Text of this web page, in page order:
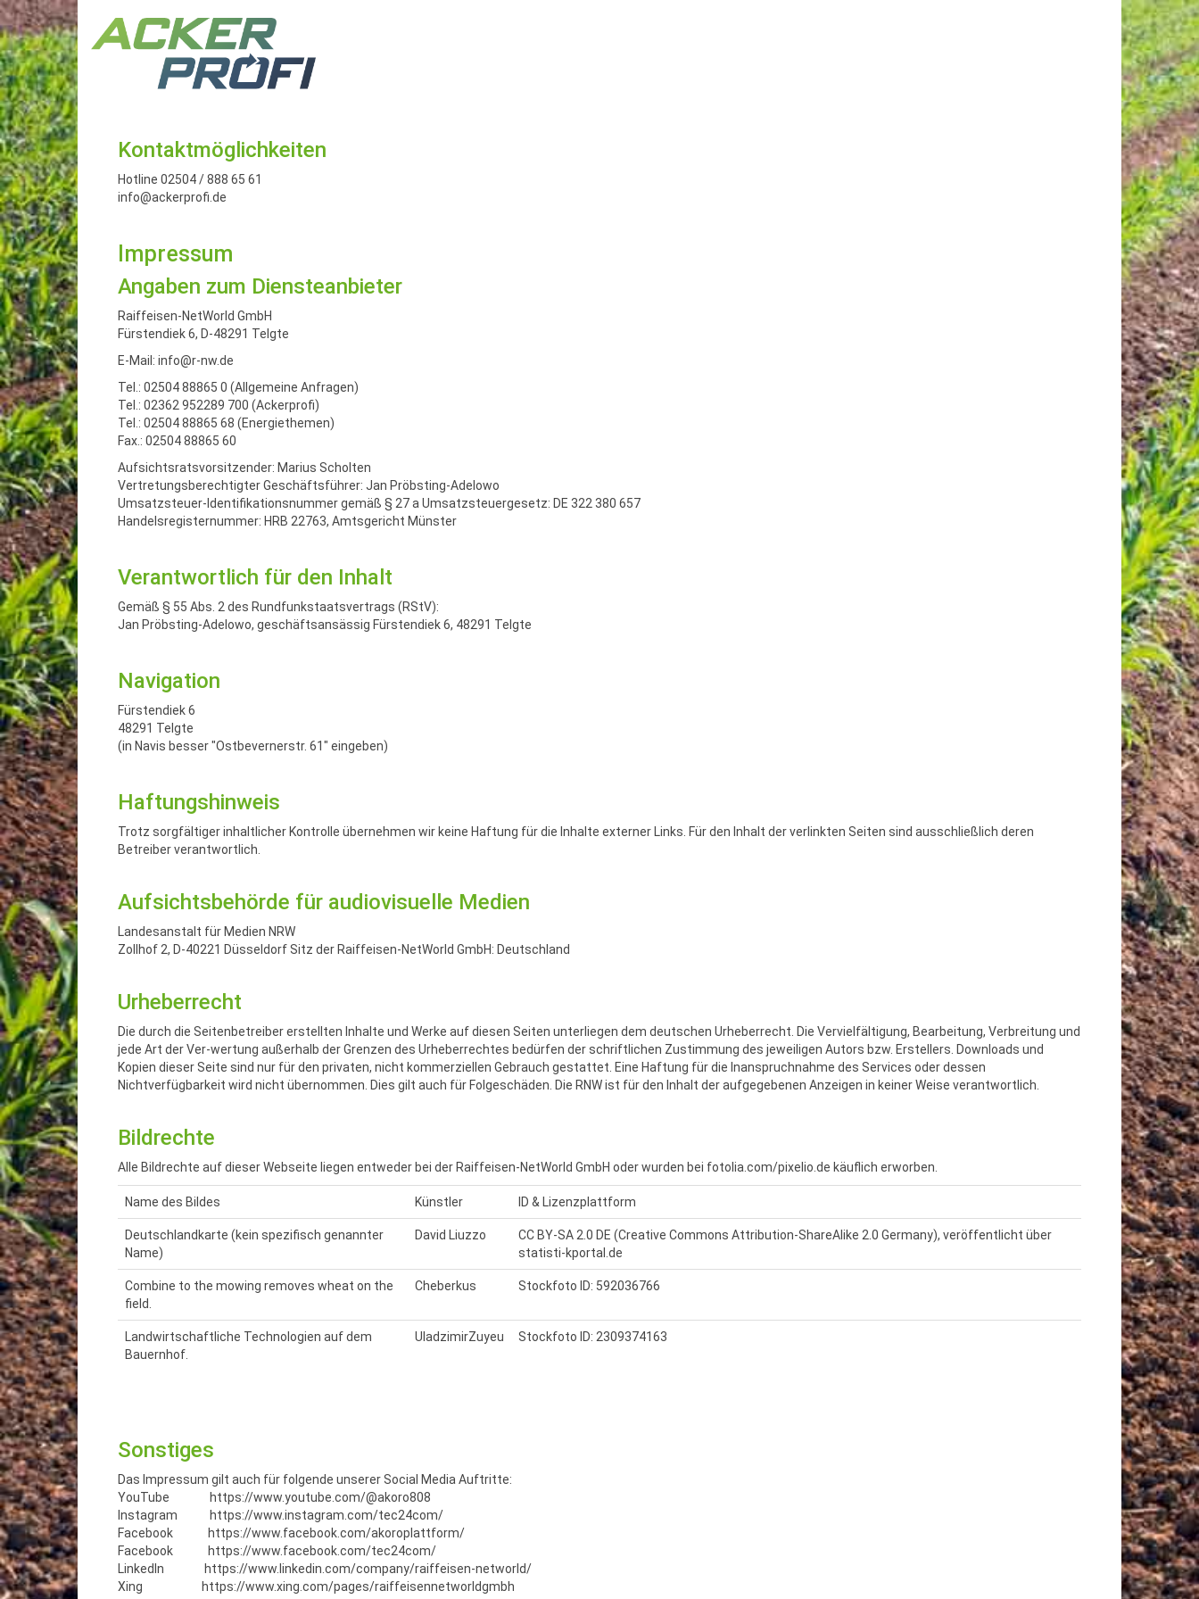
Kontaktmöglichkeiten
Hotline 02504 / 888 65 61
info@ackerprofi.de
Impressum
Angaben zum Diensteanbieter
Raiffeisen-NetWorld GmbH
Fürstendiek 6, D-48291 Telgte
E-Mail: info@r-nw.de
Tel.: 02504 88865 0 (Allgemeine Anfragen)
Tel.: 02362 952289 700 (Ackerprofi)
Tel.: 02504 88865 68 (Energiethemen)
Fax.: 02504 88865 60
Aufsichtsratsvorsitzender: Marius Scholten
Vertretungsberechtigter Geschäftsführer: Jan Pröbsting-Adelowo
Umsatzsteuer-Identifikationsnummer gemäß § 27 a Umsatzsteuergesetz: DE 322 380 657
Handelsregisternummer: HRB 22763, Amtsgericht Münster
Verantwortlich für den Inhalt
Gemäß § 55 Abs. 2 des Rundfunkstaatsvertrags (RStV):
Jan Pröbsting-Adelowo, geschäftsansässig Fürstendiek 6, 48291 Telgte
Navigation
Fürstendiek 6
48291 Telgte
(in Navis besser "Ostbevernerstr. 61" eingeben)
Haftungshinweis
Trotz sorgfältiger inhaltlicher Kontrolle übernehmen wir keine Haftung für die Inhalte externer Links. Für den Inhalt der verlinkten Seiten sind ausschließlich deren
Betreiber verantwortlich.
Aufsichtsbehörde für audiovisuelle Medien
Landesanstalt für Medien NRW
Zollhof 2, D-40221 Düsseldorf Sitz der Raiffeisen-NetWorld GmbH: Deutschland
Urheberrecht
Die durch die Seitenbetreiber erstellten Inhalte und Werke auf diesen Seiten unterliegen dem deutschen Urheberrecht. Die Vervielfältigung, Bearbeitung, Verbreitung und
jede Art der Ver-wertung außerhalb der Grenzen des Urheberrechtes bedürfen der schriftlichen Zustimmung des jeweiligen Autors bzw. Erstellers. Downloads und
Kopien dieser Seite sind nur für den privaten, nicht kommerziellen Gebrauch gestattet. Eine Haftung für die Inanspruchnahme des Services oder dessen
Nichtverfügbarkeit wird nicht übernommen. Dies gilt auch für Folgeschäden. Die RNW ist für den Inhalt der aufgegebenen Anzeigen in keiner Weise verantwortlich.
Bildrechte
Alle Bildrechte auf dieser Webseite liegen entweder bei der Raiffeisen-NetWorld GmbH oder wurden bei fotolia.com/pixelio.de käuflich erworben.
Name des Bildes Künstler ID & Lizenzplattform
Deutschlandkarte (kein spezifisch genannter
Name)
David Liuzzo
CC BY-SA 2.0 DE (Creative Commons Attribution-ShareAlike 2.0 Germany), veröffentlicht über
statisti-kportal.de
Combine to the mowing removes wheat on the
field.
Cheberkus Stockfoto ID: 592036766
Landwirtschaftliche Technologien auf dem
Bauernhof.
UladzimirZuyeu Stockfoto ID: 2309374163
Sonstiges
Das Impressum gilt auch für folgende unserer Social Media Auftritte:
YouTube
https://www.youtube.com/@akoro808
Instagram
https://www.instagram.com/tec24com/
Facebook
https://www.facebook.com/akoroplattform/
Facebook
https://www.facebook.com/tec24com/
LinkedIn
https://www.linkedin.com/company/raiffeisen-networld/
Xing
https://www.xing.com/pages/raiffeisennetworldgmbh